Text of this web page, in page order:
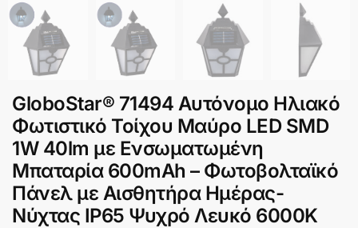
GloboStar® 71494 Αυτόνομο Ηλιακό
Φωτιστικό Τοίχου Μαύρο LED SMD
1W 40lm με Ενσωματωμένη
Μπαταρία 600mAh – Φωτοβολταϊκό
Πάνελ με Αισθητήρα Ημέρας-
Νύχτας IP65 Ψυχρό Λευκό 6000K